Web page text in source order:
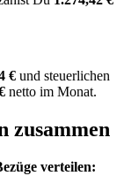
€ und steuerlichen
netto im Monat.
zusammen
verteilen: